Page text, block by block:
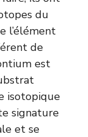
du
l’élément
de
est
isotopique
signature
et se